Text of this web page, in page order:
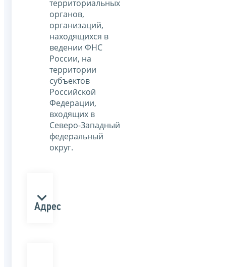
территориальных
органов,
организаций,
находящихся в
ведении ФНС
России, на
территории
субъектов
Российской
Федерации,
входящих в
Северо-Западный
федеральный
округ.
Адрес